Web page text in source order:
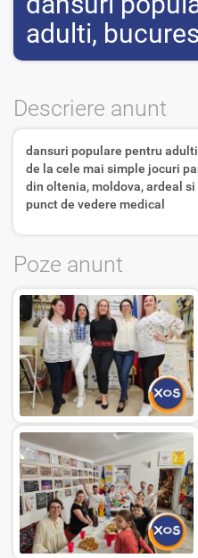
adulti,
Descriere anunt
dansuri populare pentru
de la cele mai simple jocuri
din oltenia, moldova, ardeal
punct de vedere medical
Poze anunt